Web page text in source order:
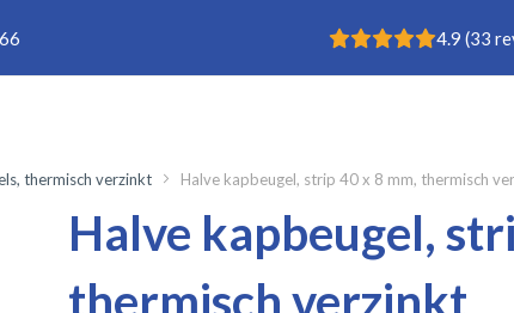
Rating: 4.9 4.9 (33
thermisch verzinkt Halve kapbeugel, strip 40 x 8 mm, thermisch
Halve kapbeugel,
thermisch verzinkt